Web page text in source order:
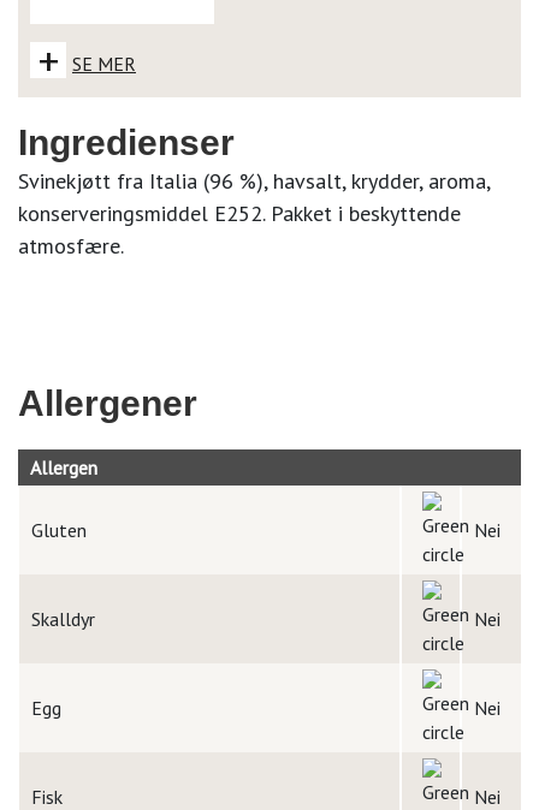
+ SE MER
Ingredienser
Svinekjøtt fra Italia (96 %), havsalt, krydder, aroma,
konserveringsmiddel E252. Pakket i beskyttende
atmosfære.
Allergener
Allergen
Gluten Nei
Skalldyr Nei
Egg Nei
Fisk Nei